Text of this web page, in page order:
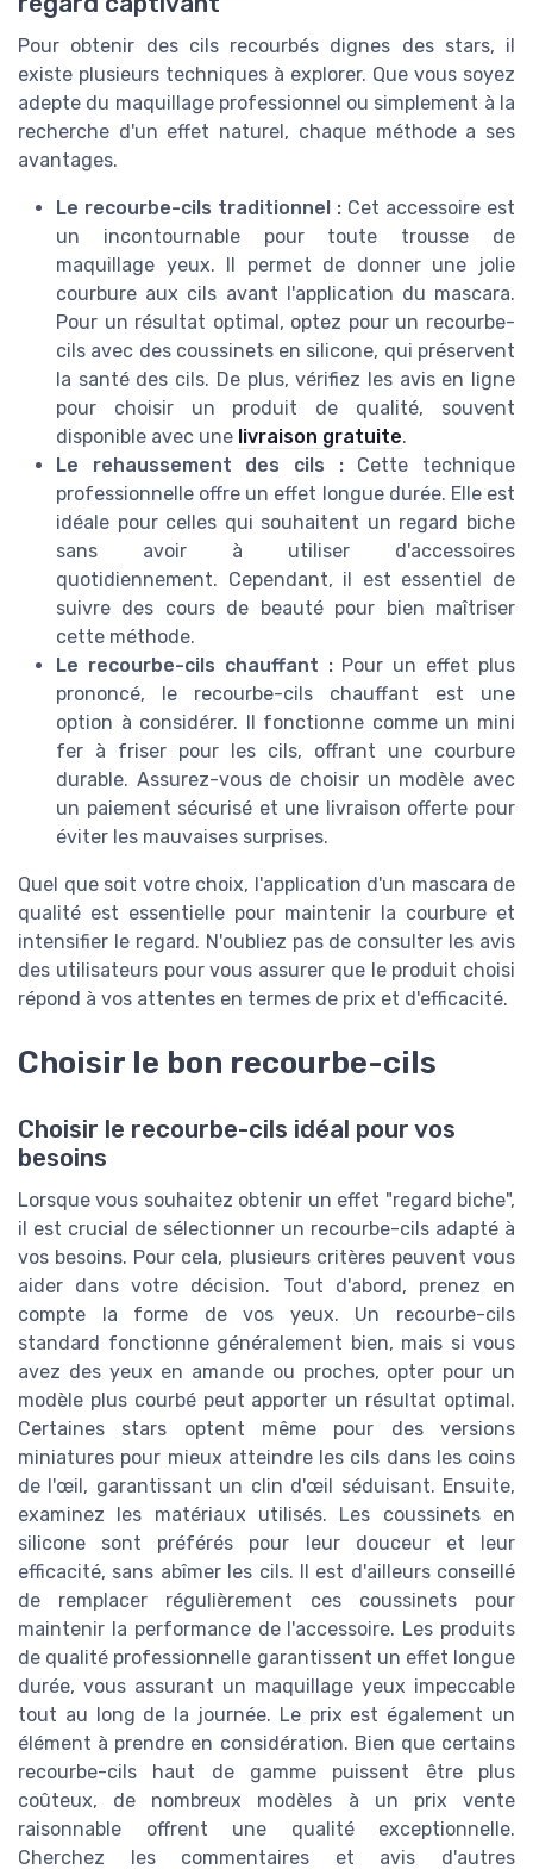
Pour obtenir des cils recourbés dignes des stars, il
existe plusieurs techniques à explorer. Que vous soyez
adepte du maquillage professionnel ou simplement à la
recherche d'un effet naturel, chaque méthode a ses
avantages.
Le recourbe-cils traditionnel : Cet accessoire est
un incontournable pour toute trousse de
maquillage yeux. Il permet de donner une jolie
courbure aux cils avant l'application du mascara.
Pour un résultat optimal, optez pour un recourbe-
cils avec des coussinets en silicone, qui préservent
la santé des cils. De plus, vérifiez les avis en ligne
pour choisir un produit de qualité, souvent
disponible avec une livraison gratuite.
Le rehaussement des cils :Cette technique
professionnelle offre un effet longue durée. Elle est
idéale pour celles qui souhaitent un regard biche
sans avoir à utiliser d'accessoires
quotidiennement. Cependant, il est essentiel de
suivre des cours de beauté pour bien maîtriser
cette méthode.
Le recourbe-cils chauffant :Pour un effet plus
prononcé, le recourbe-cils chauffant est une
option à considérer. Il fonctionne comme un mini
fer à friser pour les cils, offrant une courbure
durable. Assurez-vous de choisir un modèle avec
un paiement sécurisé et une livraison offerte pour
éviter les mauvaises surprises.
Quel que soit votre choix, l'application d'un mascara de
qualité est essentielle pour maintenir la courbure et
intensifier le regard. N'oubliez pas de consulter les avis
des utilisateurs pour vous assurer que le produit choisi
répond à vos attentes en termes de prix et d'efficacité.
Choisir le bon recourbe-cils
Choisir le recourbe-cils idéal pour vos
besoins
Lorsque vous souhaitez obtenir un effet "regard biche",
il est crucial de sélectionner un recourbe-cils adapté à
vos besoins. Pour cela, plusieurs critères peuvent vous
aider dans votre décision. Tout d'abord, prenez en
compte la forme de vos yeux. Un recourbe-cils
standard fonctionne généralement bien, mais si vous
avez des yeux en amande ou proches, opter pour un
modèle plus courbé peut apporter un résultat optimal.
Certaines stars optent même pour des versions
miniatures pour mieux atteindre les cils dans les coins
de l'œil, garantissant un clin d'œil séduisant. Ensuite,
examinez les matériaux utilisés. Les coussinets en
silicone sont préférés pour leur douceur et leur
efficacité, sans abîmer les cils. Il est d'ailleurs conseillé
de remplacer régulièrement ces coussinets pour
maintenir la performance de l'accessoire. Les produits
de qualité professionnelle garantissent un effet longue
durée, vous assurant un maquillage yeux impeccable
tout au long de la journée. Le prix est également un
élément à prendre en considération. Bien que certains
recourbe-cils haut de gamme puissent être plus
coûteux, de nombreux modèles à un prix vente
raisonnable offrent une qualité exceptionnelle.
Cherchez les commentaires et avis d'autres